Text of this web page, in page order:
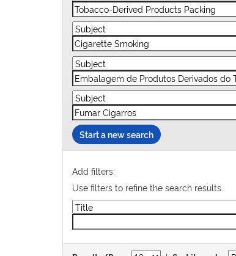
Start a new search
Add filters:
Use filters to refine the search results.